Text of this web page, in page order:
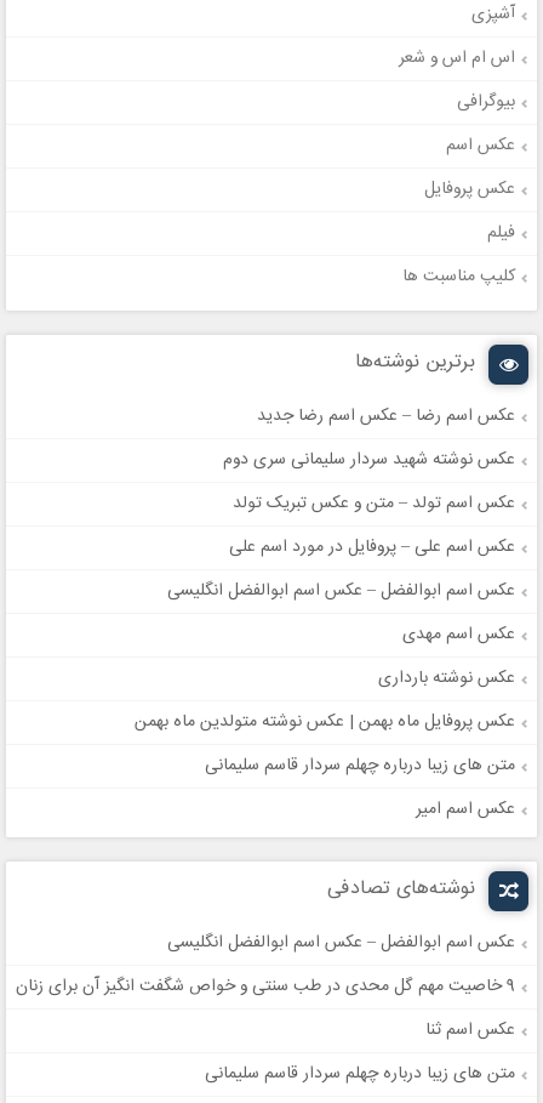
آشپزی
اس ام اس و شعر
بیوگرافی
عکس اسم
عکس پروفایل
فیلم
کلیپ مناسبت ها
برترین نوشته‌ها
عکس اسم رضا – عکس اسم رضا جدید
عکس نوشته شهید سردار سلیمانی سری دوم
عکس اسم تولد – متن و عکس تبریک تولد
عکس اسم علی – پروفایل در مورد اسم علی
عکس اسم ابوالفضل – عکس اسم ابوالفضل انگلیسی
عکس اسم مهدی
عکس نوشته بارداری
عکس پروفایل ماه بهمن | عکس نوشته متولدین ماه بهمن
متن های زیبا درباره چهلم سردار قاسم سلیمانی
عکس اسم امیر
نوشته‌های تصادفی
عکس اسم ابوالفضل – عکس اسم ابوالفضل انگلیسی
9 خاصیت مهم گل محدی در طب سنتی و خواص شگفت انگیز آن برای زنان
عکس اسم ثنا
متن های زیبا درباره چهلم سردار قاسم سلیمانی